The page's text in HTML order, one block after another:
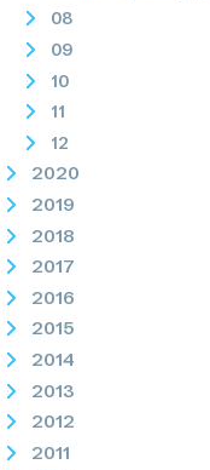
08
09
10
11
12
2020
2019
2018
2017
2016
2015
2014
2013
2012
2011